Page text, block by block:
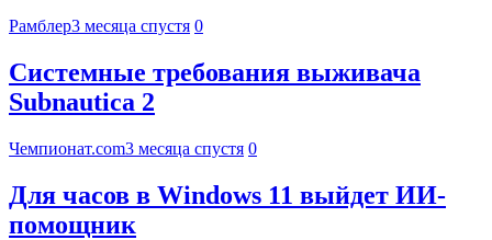
Рамблер3 месяца спустя 0
Системные требования выживача
Subnautica 2
Чемпионат.com3 месяца спустя 0
Для часов в Windows 11 выйдет ИИ-
помощник